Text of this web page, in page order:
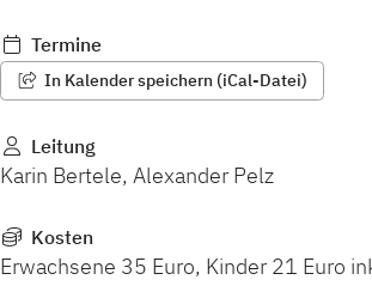
Termine
In Kalender speichern (iCal-Datei)
Leitung
Karin Bertele, Alexander Pelz
Kosten
Erwachsene 35 Euro, Kinder 21 Euro